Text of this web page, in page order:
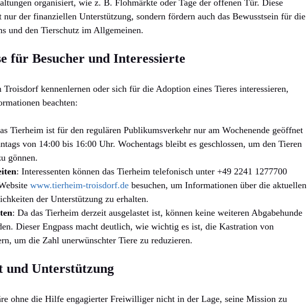
organisiert, wie z. B. Flohmärkte oder Tage der offenen Tür. Diese
nur der finanziellen Unterstützung, sondern fördern auch das Bewusstsein für die
und den Tierschutz im Allgemeinen.
für Besucher und Interessierte
Troisdorf kennenlernen oder sich für die Adoption eines Tieres interessieren,
beachten:
Tierheim ist für den regulären Publikumsverkehr nur am Wochenende geöffnet
von 14:00 bis 16:00 Uhr. Wochentags bleibt es geschlossen, um den Tieren
gönnen.
: Interessenten können das Tierheim telefonisch unter +49 2241 1277700
www.tierheim-troisdorf.de besuchen, um Informationen über die aktuellen
der Unterstützung zu erhalten.
: Da das Tierheim derzeit ausgelastet ist, können keine weiteren Abgabehunde
Dieser Engpass macht deutlich, wie wichtig es ist, die Kastration von
um die Zahl unerwünschter Tiere zu reduzieren.
Unterstützung
ohne die Hilfe engagierter Freiwilliger nicht in der Lage, seine Mission zu